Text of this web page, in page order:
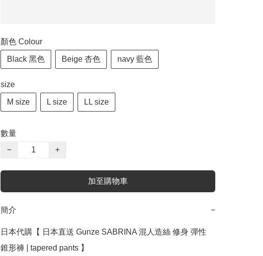
顏色 Colour
Black 黑色 Beige 杏色 navy 藍色
size
M size L size LL size
數量
−
+
加至購物車
簡介 −
日本代購【 日本直送 Gunze SABRINA 混人造絲 修身 彈性
錐形褲 | tapered pants 】